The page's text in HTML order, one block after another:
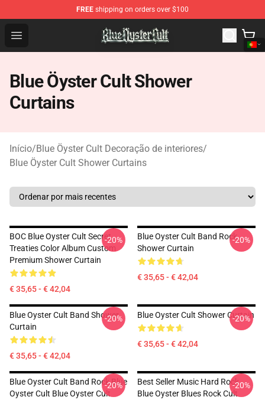
FREE shipping on orders over $100
Open menu
Blue Öyster Cult Store - Official Blue Öyster Cult
Blue Öyster Cult Shower
Curtains
Início/Blue Öyster Cult Decoração de interiores/
Blue Öyster Cult Shower Curtains
BOC Blue Oyster Cult Secret
Treaties Color Album Custom
Premium Shower Curtain
€ 35,65 - € 42,04
-20%
Blue Oyster Cult Band Rock
Shower Curtain
€ 35,65 - € 42,04
-20%
Blue Oyster Cult Band Shower
Curtain
€ 35,65 - € 42,04
-20% Blue Oyster Cult Shower Curtain
€ 35,65 - € 42,04
-20%
Blue Oyster Cult Band Rock Blue
Oyster Cult Blue Oyster Cult
-20%
Best Seller Music Hard Rock
Blue Oyster Blues Rock Cult
-20%